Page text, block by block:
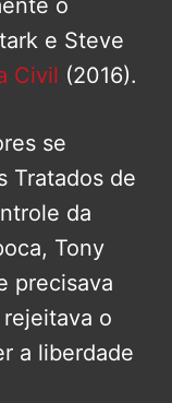
o
e Steve
Civil (2016).
se
Tratados de
da
Tony
precisava
o
a liberdade